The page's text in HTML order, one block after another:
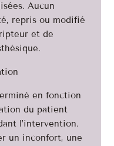
Aucun
repris ou modifié
et de
en fonction
du patient
l’intervention.
un inconfort, une